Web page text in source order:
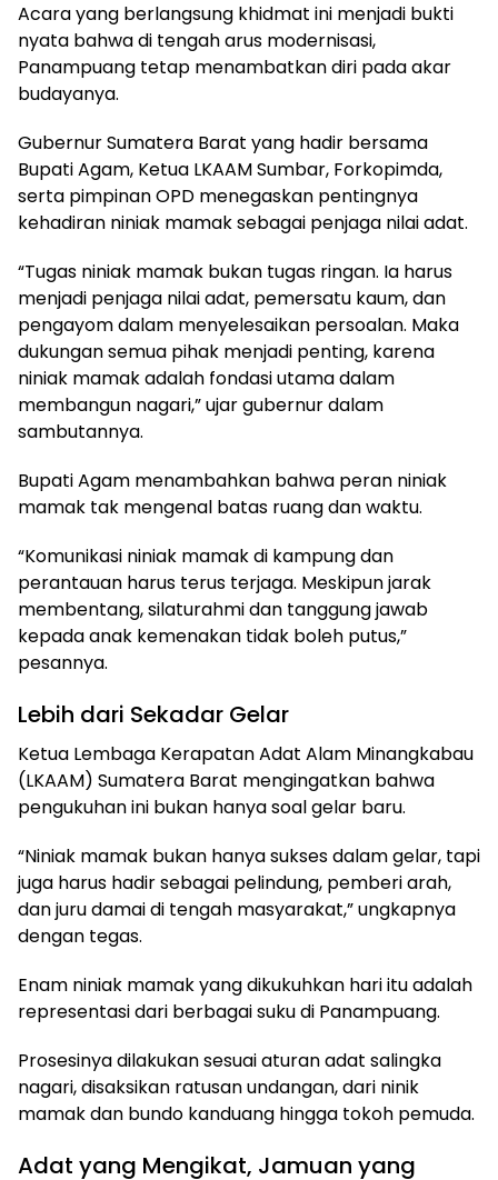
Acara yang berlangsung khidmat ini menjadi bukti
nyata bahwa di tengah arus modernisasi,
Panampuang tetap menambatkan diri pada akar
budayanya.
Gubernur Sumatera Barat yang hadir bersama
Bupati Agam, Ketua LKAAM Sumbar, Forkopimda,
serta pimpinan OPD menegaskan pentingnya
kehadiran niniak mamak sebagai penjaga nilai adat.
“Tugas niniak mamak bukan tugas ringan. Ia harus
menjadi penjaga nilai adat, pemersatu kaum, dan
pengayom dalam menyelesaikan persoalan. Maka
dukungan semua pihak menjadi penting, karena
niniak mamak adalah fondasi utama dalam
membangun nagari,” ujar gubernur dalam
sambutannya.
Bupati Agam menambahkan bahwa peran niniak
mamak tak mengenal batas ruang dan waktu.
“Komunikasi niniak mamak di kampung dan
perantauan harus terus terjaga. Meskipun jarak
membentang, silaturahmi dan tanggung jawab
kepada anak kemenakan tidak boleh putus,”
pesannya.
Lebih dari Sekadar Gelar
Ketua Lembaga Kerapatan Adat Alam Minangkabau
(LKAAM) Sumatera Barat mengingatkan bahwa
pengukuhan ini bukan hanya soal gelar baru.
“Niniak mamak bukan hanya sukses dalam gelar, tapi
juga harus hadir sebagai pelindung, pemberi arah,
dan juru damai di tengah masyarakat,” ungkapnya
dengan tegas.
Enam niniak mamak yang dikukuhkan hari itu adalah
representasi dari berbagai suku di Panampuang.
Prosesinya dilakukan sesuai aturan adat salingka
nagari, disaksikan ratusan undangan, dari ninik
mamak dan bundo kanduang hingga tokoh pemuda.
Adat yang Mengikat, Jamuan yang